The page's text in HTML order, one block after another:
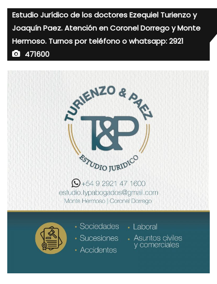
Estudio Jurídico de los doctores Ezequiel Turienzo y
Joaquín Paez. Atención en Coronel Dorrego y Monte
Hermoso. Turnos por teléfono o whatsapp: 2921
471600